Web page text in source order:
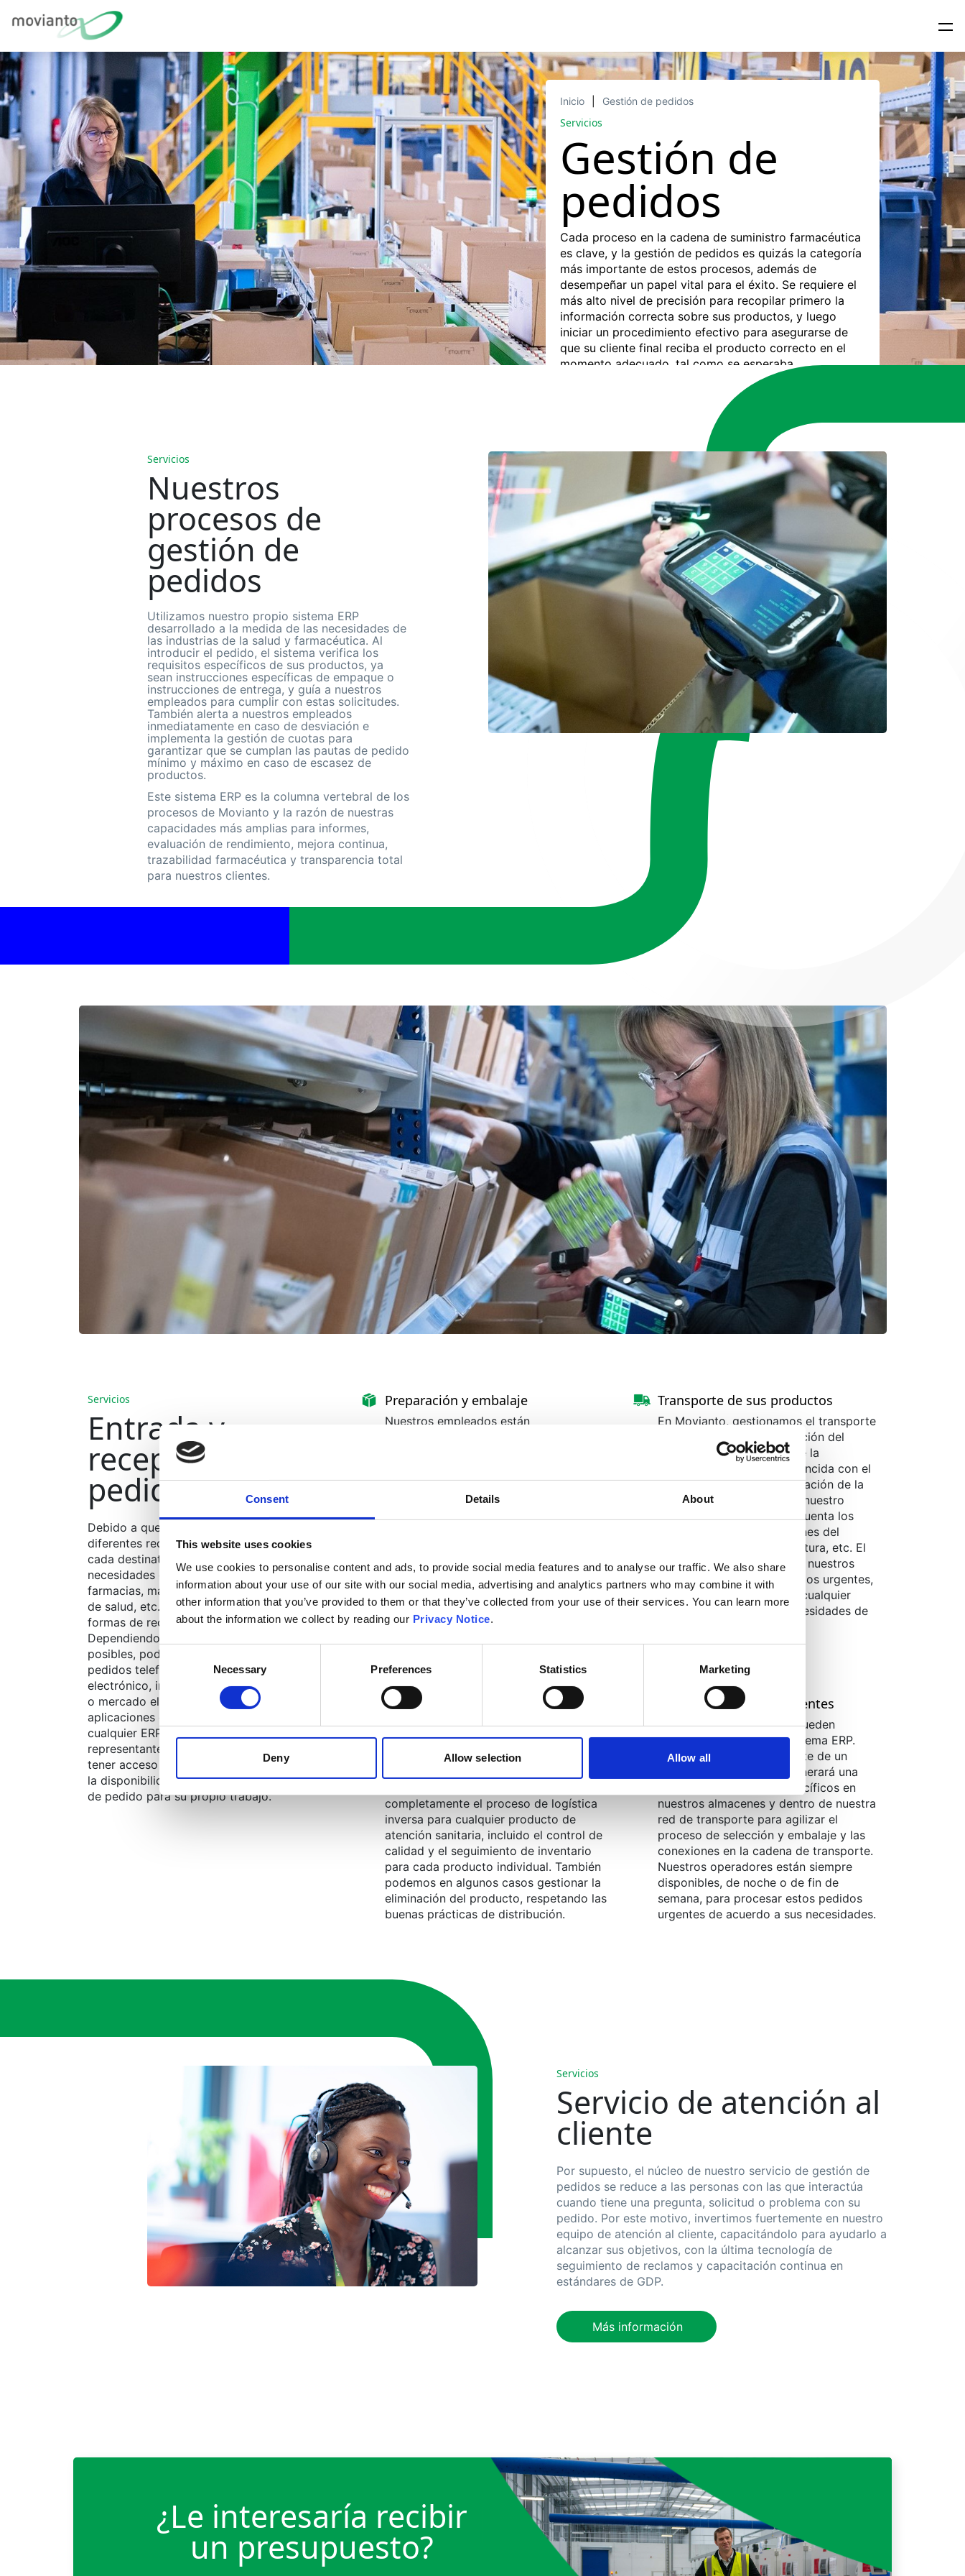
Consent Details About
This website uses cookies
We use cookies to personalise content and ads, to provide social media features and to analyse our traffic. We also share
information about your use of our site with our social media, advertising and analytics partners who may combine it with
other information that you’ve provided to them or that they’ve collected from your use of their services. You can learn more
about the information we collect by reading our Privacy Notice.
Consent
Selection
Necessary Preferences Statistics Marketing
Deny Allow selection Allow all
Inicio Gestión de pedidos
Servicios
Gestión de
pedidos
Cada proceso en la cadena de suministro farmacéutica
es clave, y la gestión de pedidos es quizás la categoría
más importante de estos procesos, además de
desempeñar un papel vital para el éxito. Se requiere el
más alto nivel de precisión para recopilar primero la
información correcta sobre sus productos, y luego
iniciar un procedimiento efectivo para asegurarse de
que su cliente final reciba el producto correcto en el
momento adecuado, tal como se esperaba.
Servicios
Nuestros
procesos de
gestión de
pedidos
Utilizamos nuestro propio sistema ERP
desarrollado a la medida de las necesidades de
las industrias de la salud y farmacéutica. Al
introducir el pedido, el sistema verifica los
requisitos específicos de sus productos, ya
sean instrucciones específicas de empaque o
instrucciones de entrega, y guía a nuestros
empleados para cumplir con estas solicitudes.
También alerta a nuestros empleados
inmediatamente en caso de desviación e
implementa la gestión de cuotas para
garantizar que se cumplan las pautas de pedido
mínimo y máximo en caso de escasez de
productos.
Este sistema ERP es la columna vertebral de los
procesos de Movianto y la razón de nuestras
capacidades más amplias para informes,
evaluación de rendimiento, mejora continua,
trazabilidad farmacéutica y transparencia total
para nuestros clientes.
Servicios
Entrada y
recepción de
pedidos
Debido a que cada producto sanitario tiene
diferentes requisitos de almacenamiento, y
cada destinatario final tiene diferentes
necesidades de entrega (hospitales,
farmacias, mayoristas, laboratorios, centros
de salud, etc.) hemos desarrollado múltiples
formas de recibir y gestionar sus pedidos.
Dependiendo de los múltiples canales
posibles, podemos recibir y gestionar
pedidos telefónicos, pedidos por correo
electrónico, intercambios mediante EDI, web
o mercado electrónico, interfaz de
aplicaciones de ventas externas, todo desde
cualquier ERP (SAP u otros). Sus
representantes de ventas también pueden
tener acceso especial a nuestro sistema, ver
la disponibilidad del producto y las unidades
de pedido para su propio trabajo.
Preparación y embalaje
Nuestros empleados están
cuidadosamente cada línea para
verificar su consistencia. En la línea de
preparación, nuestros empleados
los pedidos, con controles de peso,
escaneo de matriz de datos y control
visual de todos los productos en efecto.
Las líneas de selección también se
mantienen a ciertas temperaturas para
aquellos productos farmacéuticos que
Transporte de sus productos
En Movianto, gestionamos el transporte
directamente tras la recepción del
pedido para garantizar que la
preparación del pedido coincida con el
plan de salida. La determinación de la
ruta está determinada por nuestro
sistema ERP, teniendo en cuenta los
destinos, las especificaciones del
cliente, el peso, la temperatura, etc. El
pedido manual es parte de nuestros
procesos de gestión, pedidos urgentes,
pedidos internacionales o cualquier
solicitud específica de necesidades de
Gestión de devoluciones
A veces, los productos farmacéuticos o
sanitarios deben devolverse al
fabricante. Ya sea por un retiro del
completamente el proceso de logística
inversa para cualquier producto de
atención sanitaria, incluido el control de
calidad y el seguimiento de inventario
para cada producto individual. También
podemos en algunos casos gestionar la
eliminación del producto, respetando las
buenas prácticas de distribución.
Gestión de pedidos urgentes
Los pedidos urgentes se pueden
contabilizar en nuestro sistema ERP.
Introducir un pedido urgente de un
producto farmacéutico generará una
cascada de procesos específicos en
nuestros almacenes y dentro de nuestra
red de transporte para agilizar el
proceso de selección y embalaje y las
conexiones en la cadena de transporte.
Nuestros operadores están siempre
disponibles, de noche o de fin de
semana, para procesar estos pedidos
urgentes de acuerdo a sus necesidades.
Servicios
Servicio de atención al
cliente
Por supuesto, el núcleo de nuestro servicio de gestión de
pedidos se reduce a las personas con las que interactúa
cuando tiene una pregunta, solicitud o problema con su
pedido. Por este motivo, invertimos fuertemente en nuestro
equipo de atención al cliente, capacitándolo para ayudarlo a
alcanzar sus objetivos, con la última tecnología de
seguimiento de reclamos y capacitación continua en
estándares de GDP.
Más información
¿Le interesaría recibir
un presupuesto?